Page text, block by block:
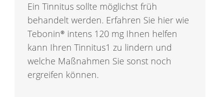
Ein Tinnitus sollte möglichst früh
behandelt werden. Erfahren Sie hier wie
Tebonin® intens 120 mg Ihnen helfen
kann Ihren Tinnitus1 zu lindern und
welche Maßnahmen Sie sonst noch
ergreifen können.